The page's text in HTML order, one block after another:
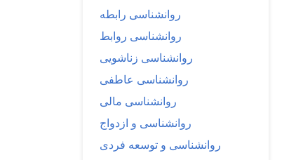
روانشناسی رابطه
روانشناسی روابط
روانشناسی زناشویی
روانشناسی عاطفی
روانشناسی مالی
روانشناسی و ازدواج
روانشناسی و توسعه فردی